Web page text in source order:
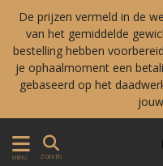
De prijzen vermeld in de
van het gemiddelde
bestelling hebben
je ophaalmoment een
gebaseerd op het
MENU ZOEKEN